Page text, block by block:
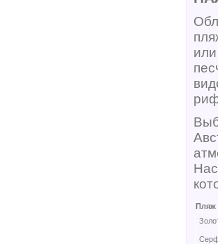
Пляж